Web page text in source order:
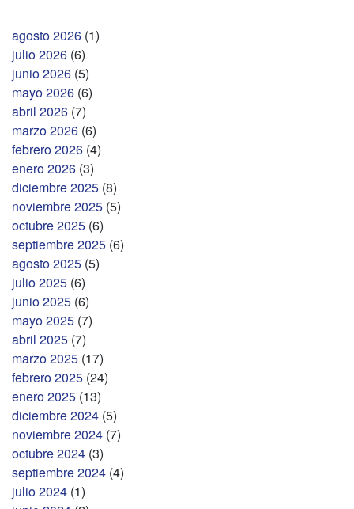
agosto 2026 (1)
julio 2026 (6)
junio 2026 (5)
mayo 2026 (6)
abril 2026 (7)
marzo 2026 (6)
febrero 2026 (4)
enero 2026 (3)
diciembre 2025 (8)
noviembre 2025 (5)
octubre 2025 (6)
septiembre 2025 (6)
agosto 2025 (5)
julio 2025 (6)
junio 2025 (6)
mayo 2025 (7)
abril 2025 (7)
marzo 2025 (17)
febrero 2025 (24)
enero 2025 (13)
diciembre 2024 (5)
noviembre 2024 (7)
octubre 2024 (3)
septiembre 2024 (4)
julio 2024 (1)